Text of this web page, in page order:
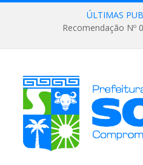
ÚLTIMAS
Recomendação Nº